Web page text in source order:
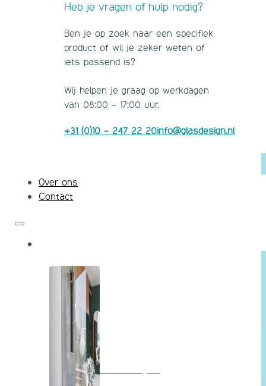
Heb je vragen of hulp nodig?
Ben je op zoek naar een specifiek
product of wil je zeker weten of
iets passend is?
Wij helpen je graag op werkdagen
van 08:00 - 17:00 uur.
+31 (0)10 - 247 22 20info@glasdesign.nl
Over ons
Contact